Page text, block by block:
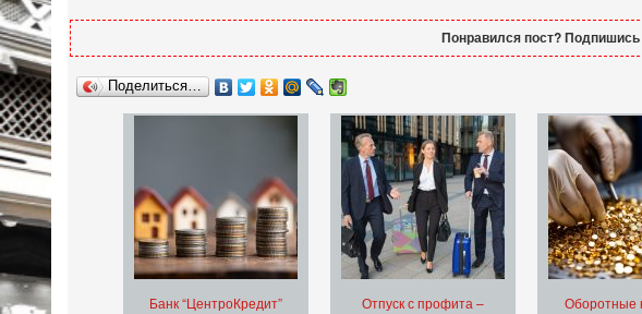
Понравился пост?
Поделиться…
Банк “ЦентроКредит”
Отпуск с профита –
Оборотные